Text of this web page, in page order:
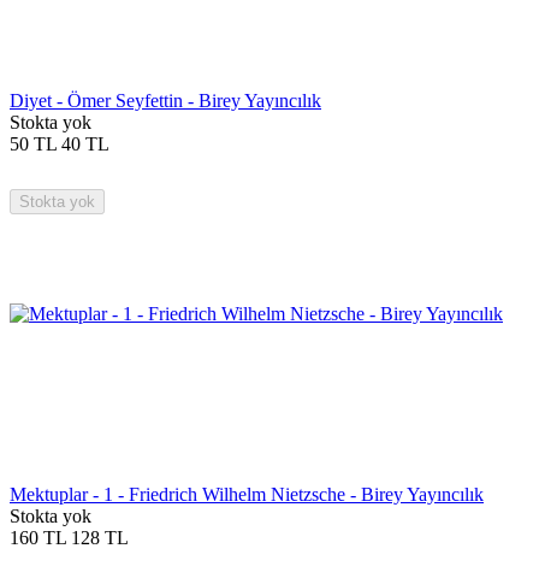
Diyet - Ömer Seyfettin - Birey Yayıncılık
Stokta yok
50 TL 40 TL
Stokta yok
Mektuplar - 1 - Friedrich Wilhelm Nietzsche - Birey Yayıncılık
Stokta yok
160 TL 128 TL